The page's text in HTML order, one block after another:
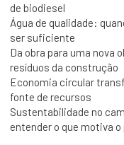
de biodiesel
Água de qualidade:
ser suficiente
Da obra para uma nova
resíduos da construção
Economia circular
fonte de recursos
Sustentabilidade no
entender o que motiva o